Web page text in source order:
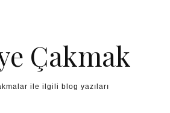
Çakmak
ile ilgili blog yazıları